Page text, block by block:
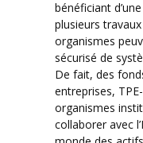
bénéficiant
plusieurs
organismes
sécurisé de
De fait, des
entreprises,
organismes
collaborer avec